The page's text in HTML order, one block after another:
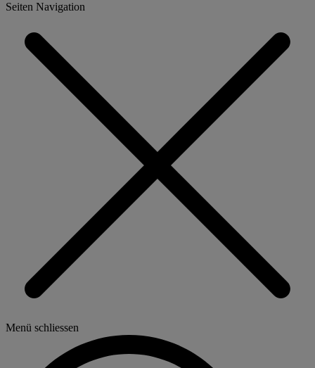
Seiten Navigation
Menü schliessen